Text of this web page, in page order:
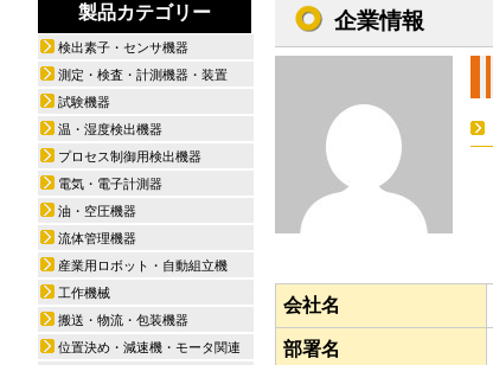
企業情報
会社名
部署名
製品カテゴリー
検出素子・センサ機器
測定・検査・計測機器・装置
試験機器
温・湿度検出機器
プロセス制御用検出機器
電気・電子計測器
油・空圧機器
流体管理機器
産業用ロボット・自動組立機
工作機械
搬送・物流・包装機器
位置決め・減速機・モータ関連